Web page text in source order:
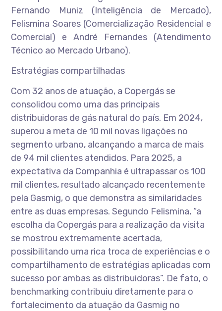
Fernando Muniz (Inteligência de Mercado),
Felismina Soares (Comercialização Residencial e
Comercial) e André Fernandes (Atendimento
Técnico ao Mercado Urbano).
Estratégias compartilhadas
Com 32 anos de atuação, a Copergás se
consolidou como uma das principais
distribuidoras de gás natural do país. Em 2024,
superou a meta de 10 mil novas ligações no
segmento urbano, alcançando a marca de mais
de 94 mil clientes atendidos. Para 2025, a
expectativa da Companhia é ultrapassar os 100
mil clientes, resultado alcançado recentemente
pela Gasmig, o que demonstra as similaridades
entre as duas empresas. Segundo Felismina, “a
escolha da Copergás para a realização da visita
se mostrou extremamente acertada,
possibilitando uma rica troca de experiências e o
compartilhamento de estratégias aplicadas com
sucesso por ambas as distribuidoras”. De fato, o
benchmarking contribuiu diretamente para o
fortalecimento da atuação da Gasmig no